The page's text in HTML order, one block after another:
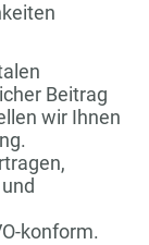
Beitrag
wir Ihnen
konform.